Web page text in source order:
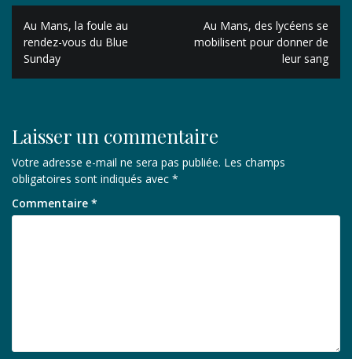
Navigation
de
l’article
Au Mans, la foule au
rendez-vous du Blue
Sunday
Au Mans, des lycéens se
mobilisent pour donner de
leur sang
Laisser un commentaire
Votre adresse e-mail ne sera pas publiée. Les champs
obligatoires sont indiqués avec *
Commentaire *